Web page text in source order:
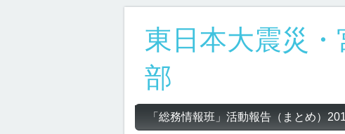
東日本大震災
部
「総務情報班」活動報告（まとめ）